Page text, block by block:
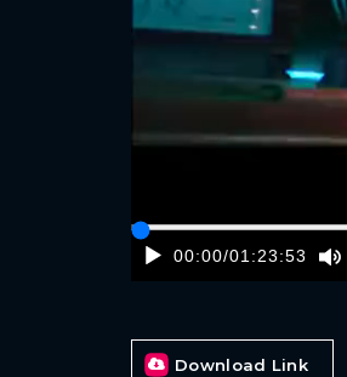
00:00/01:23:53
Download Link